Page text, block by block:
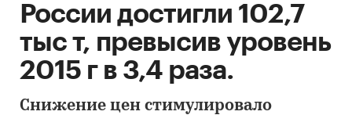
России достигли 102,7
тыс т, превысив уровень
2015 г в 3,4 раза.
Снижение цен стимулировало